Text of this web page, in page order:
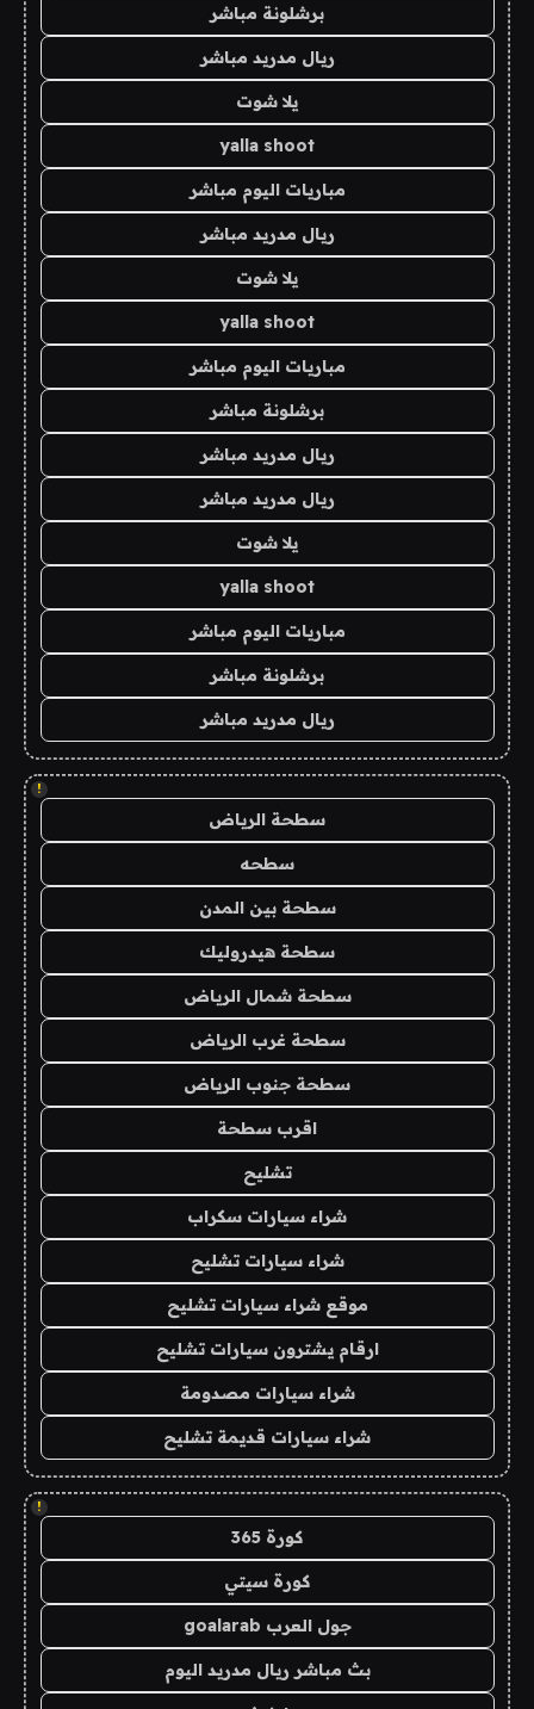
برشلونة مباشر
ريال مدريد مباشر
يلا شوت
yalla shoot
مباريات اليوم مباشر
ريال مدريد مباشر
يلا شوت
yalla shoot
مباريات اليوم مباشر
برشلونة مباشر
ريال مدريد مباشر
ريال مدريد مباشر
يلا شوت
yalla shoot
مباريات اليوم مباشر
برشلونة مباشر
ريال مدريد مباشر
!
سطحة الرياض
سطحه
سطحة بين المدن
سطحة هيدروليك
سطحة شمال الرياض
سطحة غرب الرياض
سطحة جنوب الرياض
اقرب سطحة
تشليح
شراء سيارات سكراب
شراء سيارات تشليح
موقع شراء سيارات تشليح
ارقام يشترون سيارات تشليح
شراء سيارات مصدومة
شراء سيارات قديمة تشليح
!
كورة 365
كورة سيتي
جول العرب goalarab
بث مباشر ريال مدريد اليوم